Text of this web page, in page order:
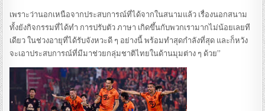
เพราะว่านอกเหนือจากประสบการณ์ที่ได้จากในสนามแล้ว เรื่องนอกสนาม
ทั้งยังกิจกรรมที่ได้ทำ การปรับตัว ภาษา เกิดขึ้นกับพวกเรามากไม่น้อยเลยที
เดียว ในช่วงอายุที่ได้รับจังหวะดี ๆ อย่างนี้ พร้อมทำสุดกำลังที่สุด และก็หวัง
จะเอาประสบการณ์ที่มีมาช่วยกลุ่มชาติไทยในด้านมุมต่าง ๆ ด้วย”